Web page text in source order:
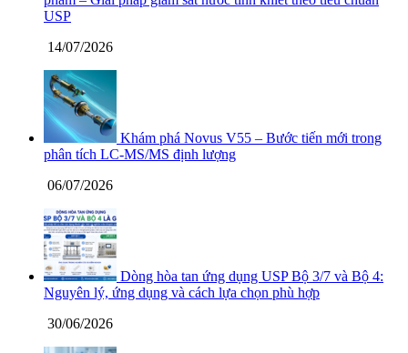
USP
14/07/2026
Khám phá Novus V55 – Bước tiến mới trong
phân tích LC-MS/MS định lượng
06/07/2026
Dòng hòa tan ứng dụng USP Bộ 3/7 và Bộ 4:
Nguyên lý, ứng dụng và cách lựa chọn phù hợp
30/06/2026